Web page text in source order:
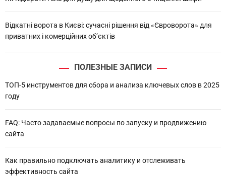
Відкатні ворота в Києві: сучасні рішення від «Євроворота» для
приватних і комерційних об’єктів
ПОЛЕЗНЫЕ ЗАПИСИ
ТОП-5 инструментов для сбора и анализа ключевых слов в 2025
году
FAQ: Часто задаваемые вопросы по запуску и продвижению
сайта
Как правильно подключать аналитику и отслеживать
эффективность сайта